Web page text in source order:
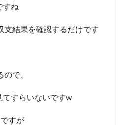
すね
支結果を確認するだけです
で、
すらいないですw
すが